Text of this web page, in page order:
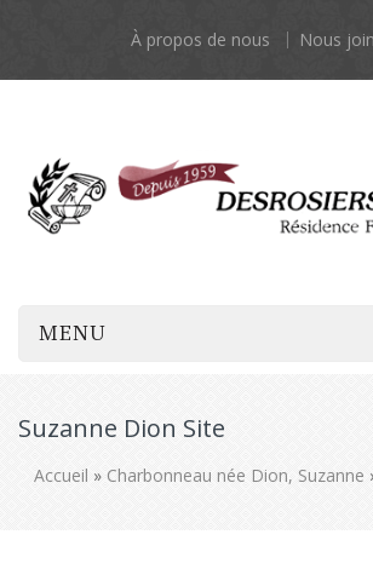
À propos de nous Nous
MENU
Suzanne Dion Site
Accueil » Charbonneau née Dion, Suzanne